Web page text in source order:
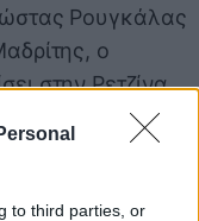
to third parties, or
Ρουγκάλας
ο
στην Ρετζίνα,
με τη φανέλα